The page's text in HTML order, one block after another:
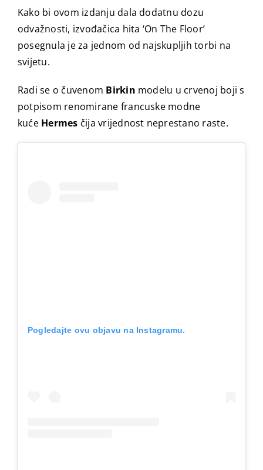
Kako bi ovom izdanju dala dodatnu dozu
odvažnosti, izvođačica hita ‘On The Floor’
posegnula je za jednom od najskupljih torbi na
svijetu.
Radi se o čuvenom Birkin modelu u crvenoj boji s
potpisom renomirane francuske modne
kuće Hermes čija vrijednost neprestano raste.
Pogledajte ovu objavu na Instagramu.